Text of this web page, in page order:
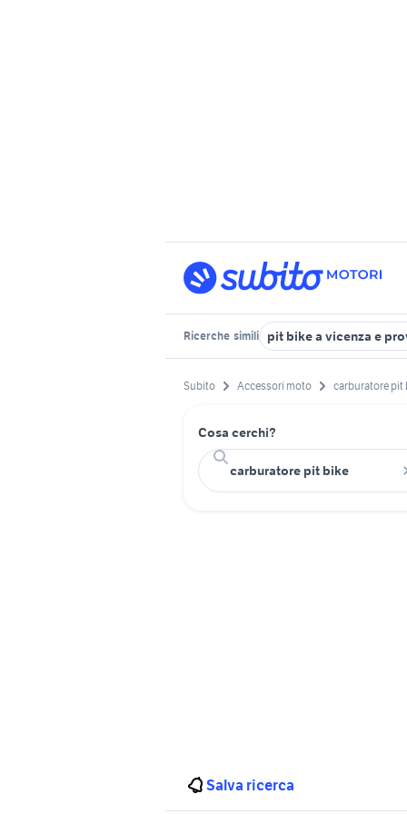
Ricerche simili pit bike a vicenza e
Subito Accessori moto carburatore pit
Cosa cerchi?
Salva ricerca